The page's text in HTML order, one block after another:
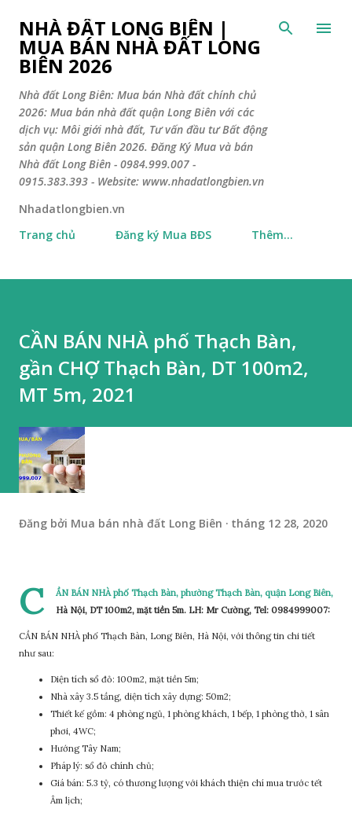
Chuyển đến nội dung chính
NHÀ ĐẤT LONG BIÊN |
MUA BÁN NHÀ ĐẤT LONG
BIÊN 2026
Nhà đất Long Biên: Mua bán Nhà đất chính chủ
2026: Mua bán nhà đất quận Long Biên với các
dịch vụ: Môi giới nhà đất, Tư vấn đầu tư Bất động
sản quận Long Biên 2026. Đăng Ký Mua và bán
Nhà đất Long Biên - 0984.999.007 -
0915.383.393 - Website: www.nhadatlongbien.vn
Nhadatlongbien.vn
Trang chủ
Đăng ký Mua BĐS Thêm…
CẦN BÁN NHÀ phố Thạch Bàn,
gần CHỢ Thạch Bàn, DT 100m2,
MT 5m, 2021
Đăng bởi Mua bán nhà đất Long Biên tháng 12 28, 2020
C ẦN BÁN NHÀphố Thạch Bàn, phường Thạch Bàn, quận Long Biên,
Hà Nội, DT 100m2, mặt tiền 5m. LH: Mr Cường, Tel: 0984999007:
CẦN BÁN NHÀ phố Thạch Bàn, Long Biên, Hà Nội, với thông tin chi tiết
như sau:
Diện tích sổ đỏ: 100m2, mặt tiền 5m;
Nhà xây 3.5 tầng, diện tích xây dựng: 50m2;
Thiết kế gồm: 4 phòng ngủ, 1 phòng khách, 1 bếp, 1 phòng thờ, 1 sân
phơi, 4WC;
Hướng Tây Nam;
Pháp lý: sổ đỏ chính chủ;
Giá bán: 5.3 tỷ, có thương lượng với khách thiện chí mua trước tết
Âm lịch;